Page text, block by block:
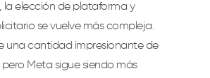
la elección de plataforma y
se vuelve más compleja.
una cantidad impresionante de
pero Meta sigue siendo más